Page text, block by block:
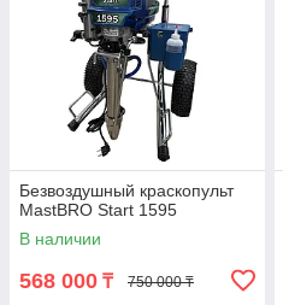
Безвоздушный краскопульт
MastBRO Start 1595
В наличии
568 000 ₸ 750 000 ₸